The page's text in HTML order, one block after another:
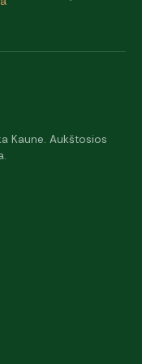
Kaune. Aukštosios